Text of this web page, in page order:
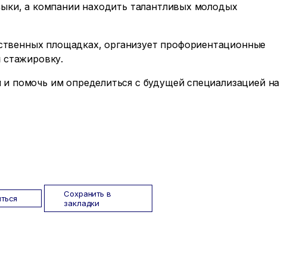
а компании находить талантливых молодых
площадках, организует профориентационные
стажировку.
помочь им определиться с будущей специализацией на
Сохранить в
закладки